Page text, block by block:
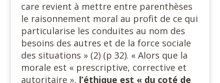
care revient à mettre entre parenthèses
le raisonnement moral au profit de ce qui
particularise les conduites au nom des
besoins des autres et de la force sociale
des situations » (2) (p 32). « Alors que la
morale est « prescriptive, corrective et
autoritaire », l’éthique est « du coté de